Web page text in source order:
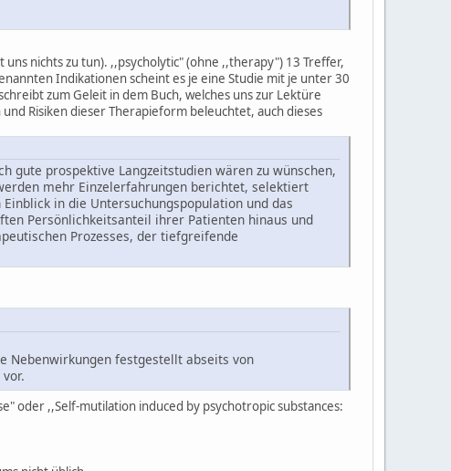
nichts zu tun). ,,psycholytic" (ohne ,,therapy") 13 Treffer,
Indikationen scheint es je eine Studie mit je unter 30
zum Geleit in dem Buch, welches uns zur Lektüre
Risiken dieser Therapieform beleuchtet, auch dieses
gute prospektive Langzeitstudien wären zu wünschen,
mehr Einzelerfahrungen berichtet, selektiert
in die Untersuchungspopulation und das
Persönlichkeitsanteil ihrer Patienten hinaus und
Prozesses, der tiefgreifende
Nebenwirkungen festgestellt abseits von
oder ,,Self-mutilation induced by psychotropic substances: